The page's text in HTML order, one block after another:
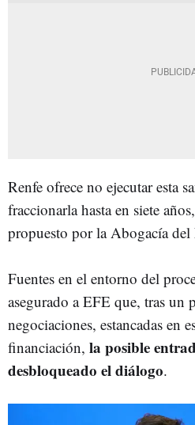
Renfe ofrece no ejecutar esta
fraccionarla hasta en siete
propuesto por la Abogacía del
Fuentes en el entorno del
asegurado a EFE que, tras un
negociaciones, estancadas en
financiación, la posible
desbloqueado el diálogo.